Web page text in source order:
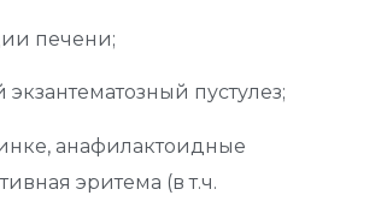
печени;
пустулез;
анафилактоидные
эритема (в т.ч.